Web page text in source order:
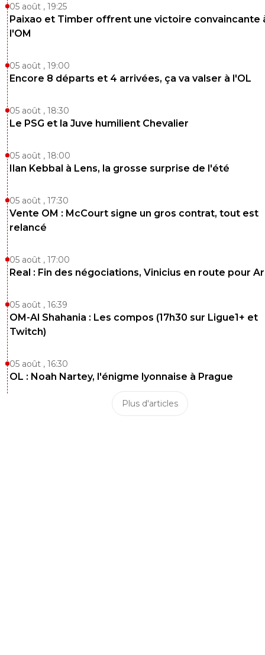
05 août , 19:25
Paixao et Timber offrent une victoire convaincante
l'OM
05 août , 19:00
Encore 8 départs et 4 arrivées, ça va valser à l'OL
05 août , 18:30
Le PSG et la Juve humilient Chevalier
05 août , 18:00
Ilan Kebbal à Lens, la grosse surprise de l'été
05 août , 17:30
Vente OM : McCourt signe un gros contrat, tout est
relancé
05 août , 17:00
Real : Fin des négociations, Vinicius en route pour
05 août , 16:39
OM-Al Shahania : Les compos (17h30 sur Ligue1+ et
Twitch)
05 août , 16:30
OL : Noah Nartey, l'énigme lyonnaise à Prague
Plus d'articles